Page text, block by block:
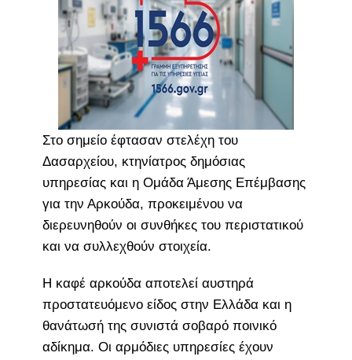
Στο σημείο έφτασαν στελέχη του
Δασαρχείου, κτηνίατρος δημόσιας
υπηρεσίας και η Ομάδα Άμεσης Επέμβασης
για την Αρκούδα, προκειμένου να
διερευνηθούν οι συνθήκες του περιστατικού
και να συλλεχθούν στοιχεία.
Η καφέ αρκούδα αποτελεί αυστηρά
προστατευόμενο είδος στην Ελλάδα και η
θανάτωσή της συνιστά σοβαρό ποινικό
αδίκημα. Οι αρμόδιες υπηρεσίες έχουν